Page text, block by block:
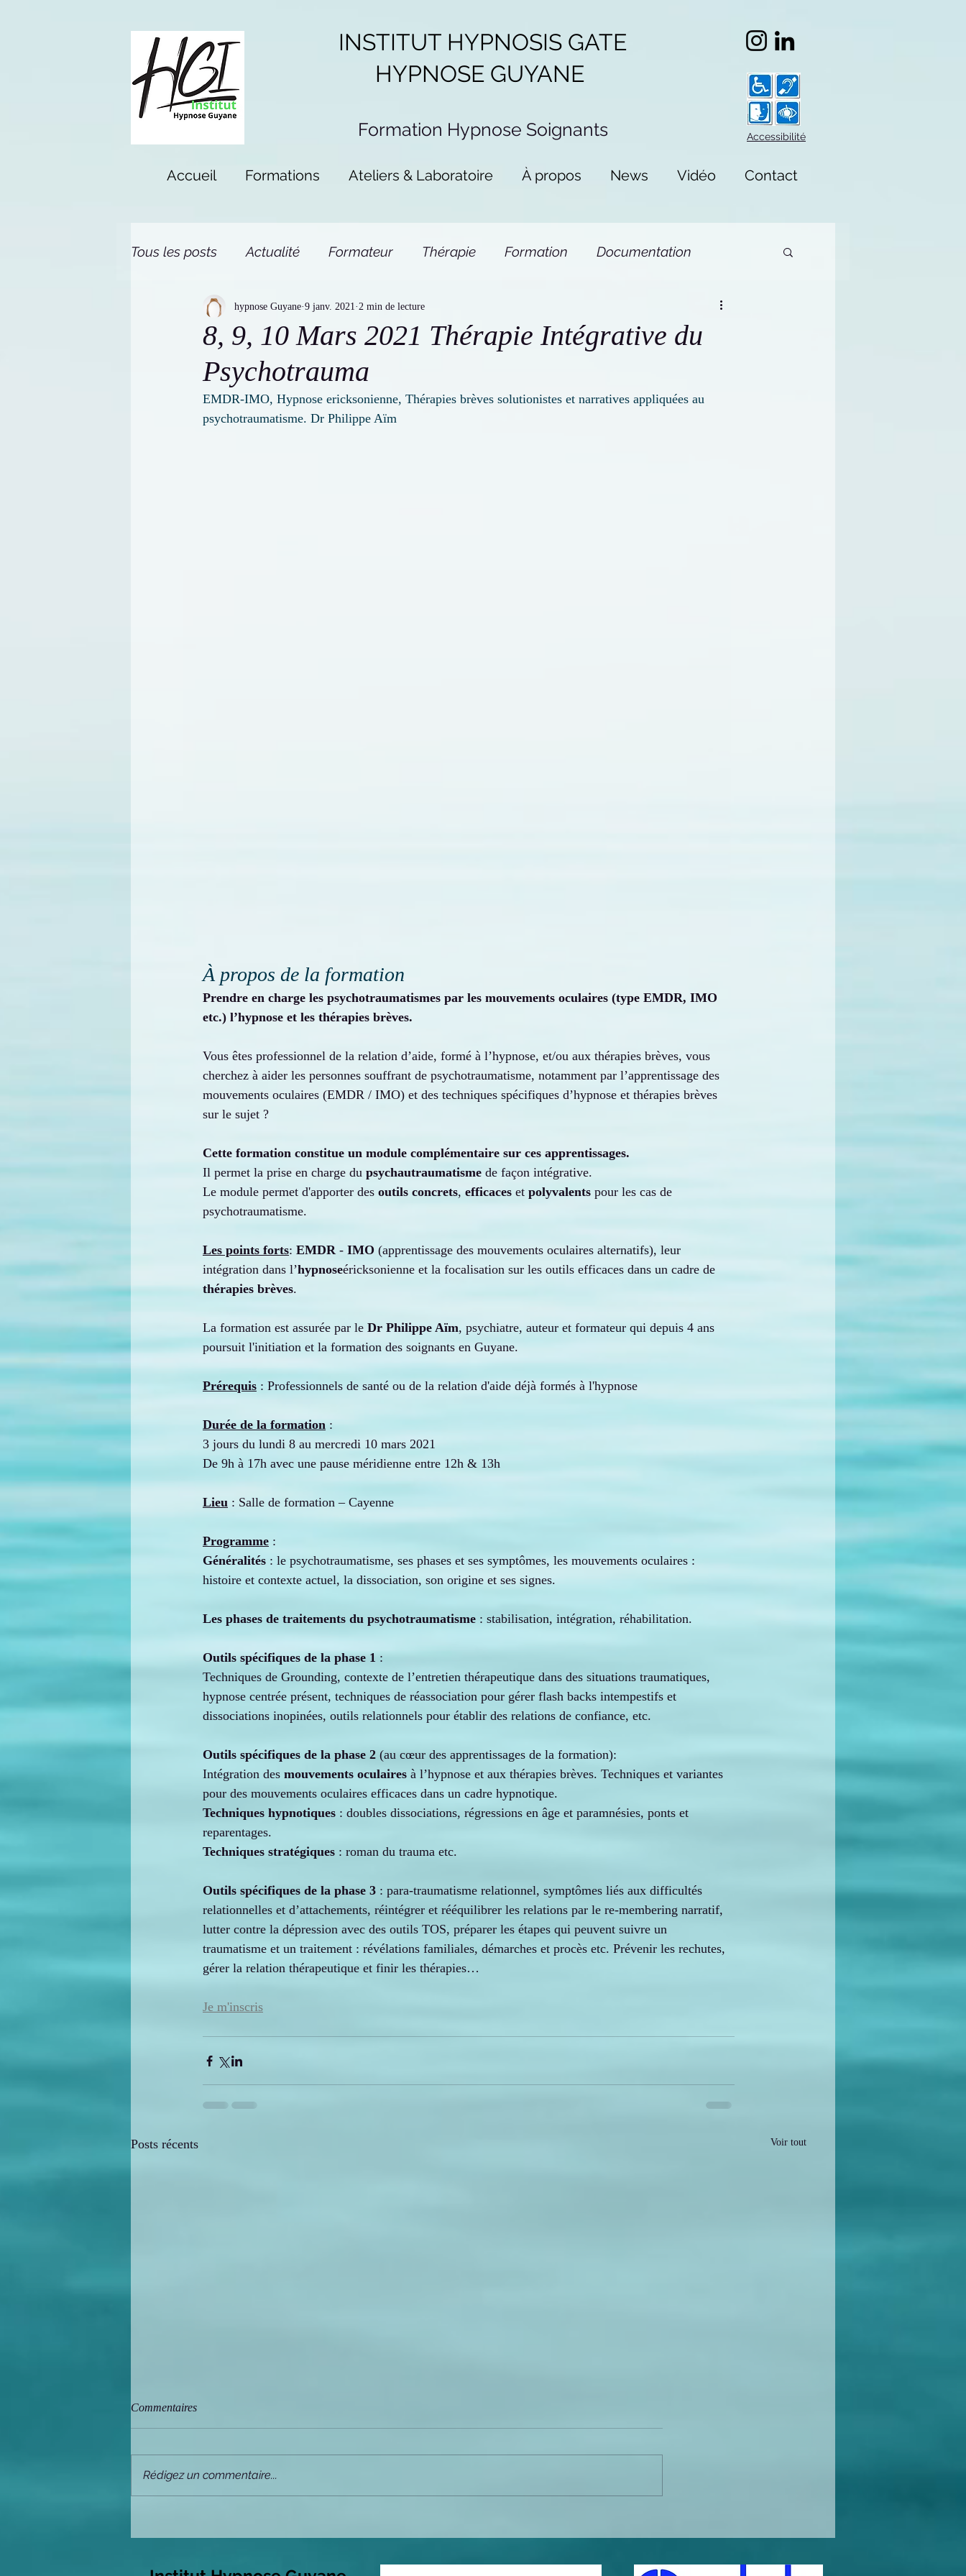
INSTITUT HYPNOSIS GATE
HYPNOSE GUYANE
Formation Hypnose Soignants Accessibilité
Accueil Formations Ateliers & Laboratoire À propos News Vidéo Contact
Tous les posts Actualité Formateur Thérapie Formation Documentation
8, 9, 10 Mars 2021 Thérapie Intégrative du
Psychotrauma
hypnose Guyane 9 janv. 2021 2 min de lecture
EMDR-IMO, Hypnose ericksonienne, Thérapies brèves solutionistes et narratives appliquées au
psychotraumatisme. Dr Philippe Aïm
À propos de la formation
Prendre en charge les psychotraumatismes par les mouvements oculaires (type EMDR, IMO
etc.) l’hypnose et les thérapies brèves.
Vous êtes professionnel de la relation d’aide, formé à l’hypnose, et/ou aux thérapies brèves, vous
cherchez à aider les personnes souffrant de psychotraumatisme, notamment par l’apprentissage des
mouvements oculaires (EMDR / IMO) et des techniques spécifiques d’hypnose et thérapies brèves
sur le sujet ?
Cette formation constitue un module complémentaire sur ces apprentissages.
Il permet la prise en charge du psychautraumatisme de façon intégrative.
Le module permet d'apporter des outils concrets, efficaces et polyvalents pour les cas de
psychotraumatisme.
Les points forts: EMDR - IMO (apprentissage des mouvements oculaires alternatifs), leur
intégration dans l’hypnoseéricksonienne et la focalisation sur les outils efficaces dans un cadre de
thérapies brèves.
La formation est assurée par le Dr Philippe Aïm, psychiatre, auteur et formateur qui depuis 4 ans
poursuit l'initiation et la formation des soignants en Guyane.
Prérequis : Professionnels de santé ou de la relation d'aide déjà formés à l'hypnose
Durée de la formation :
3 jours du lundi 8 au mercredi 10 mars 2021
De 9h à 17h avec une pause méridienne entre 12h & 13h
Lieu : Salle de formation – Cayenne
Programme :
Généralités : le psychotraumatisme, ses phases et ses symptômes, les mouvements oculaires :
histoire et contexte actuel, la dissociation, son origine et ses signes.
Les phases de traitements du psychotraumatisme : stabilisation, intégration, réhabilitation.
Outils spécifiques de la phase 1 :
Techniques de Grounding, contexte de l’entretien thérapeutique dans des situations traumatiques,
hypnose centrée présent, techniques de réassociation pour gérer flash backs intempestifs et
dissociations inopinées, outils relationnels pour établir des relations de confiance, etc.
Outils spécifiques de la phase 2 (au cœur des apprentissages de la formation):
Intégration des mouvements oculaires à l’hypnose et aux thérapies brèves. Techniques et variantes
pour des mouvements oculaires efficaces dans un cadre hypnotique.
Techniques hypnotiques : doubles dissociations, régressions en âge et paramnésies, ponts et
reparentages.
Techniques stratégiques : roman du trauma etc.
Outils spécifiques de la phase 3 : para-traumatisme relationnel, symptômes liés aux difficultés
relationnelles et d’attachements, réintégrer et rééquilibrer les relations par le re-membering narratif,
lutter contre la dépression avec des outils TOS, préparer les étapes qui peuvent suivre un
traumatisme et un traitement : révélations familiales, démarches et procès etc. Prévenir les rechutes,
gérer la relation thérapeutique et finir les thérapies…
Je m'inscris
Posts récents Voir tout
nos patients
optimiser la relation.
février :
Commentaires
Rédigez un commentaire...